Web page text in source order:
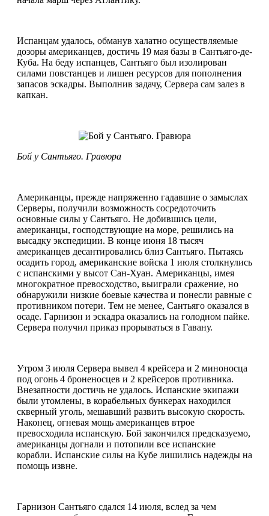
Испанцам удалось, обманув халатно осуществляемые
дозоры американцев, достичь 19 мая базы в Сантьяго-де-
Куба. На беду испанцев, Сантьяго был изолирован
силами повстанцев и лишен ресурсов для пополнения
запасов эскадры. Выполнив задачу, Сервера сам залез в
капкан.
Бой у Сантьяго. Гравюра
Американцы, прежде напряженно гадавшие о замыслах
Серверы, получили возможность сосредоточить
основные силы у Сантьяго. Не добившись цели,
американцы, господствующие на море, решились на
высадку экспедиции. В конце июня 18 тысяч
американцев десантировались близ Сантьяго. Пытаясь
осадить город, американские войска 1 июля столкнулись
с испанскими у высот Сан-Хуан. Американцы, имея
многократное превосходство, выиграли сражение, но
обнаружили низкие боевые качества и понесли равные с
противником потери. Тем не менее, Сантьяго оказался в
осаде. Гарнизон и эскадра оказались на голодном пайке.
Сервера получил приказ прорываться в Гавану.
Утром 3 июля Сервера вывел 4 крейсера и 2 миноносца
под огонь 4 броненосцев и 2 крейсеров противника.
Внезапности достичь не удалось. Испанские экипажи
были утомлены, в корабельных бункерах находился
скверный уголь, мешавший развить высокую скорость.
Наконец, огневая мощь американцев втрое
превосходила испанскую. Бой закончился предсказуемо,
американцы догнали и потопили все испанские
корабли. Испанские силы на Кубе лишились надежды на
помощь извне.
Гарнизон Сантьяго сдался 14 июля, вслед за чем